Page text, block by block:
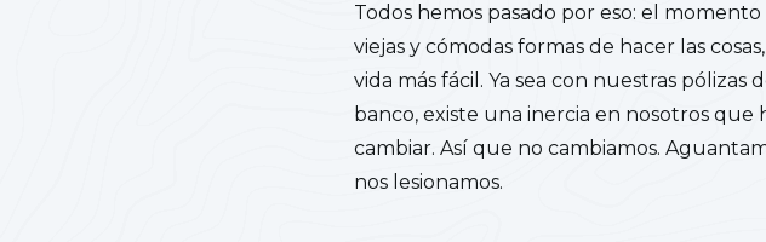
Todos hemos pasado por eso: el
viejas y cómodas formas de hacer las
vida más fácil. Ya sea con nuestras
banco, existe una inercia en nosotros que
cambiar. Así que no cambiamos.
nos lesionamos.